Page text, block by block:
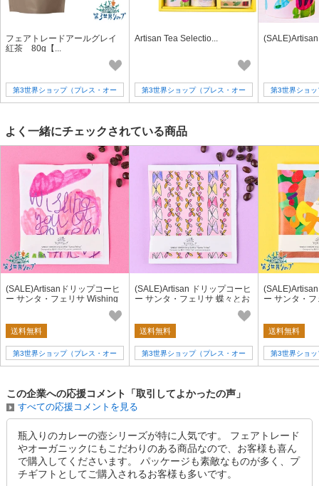
フェアトレードアールグレイ
紅茶 80g【...
第3世界ショップ（プレス・オー
ルターナティブ）
Artisan Tea Selectio...
第3世界ショップ（プレス・オー
ルターナティブ）
第3世界ショ
ルター
よく一緒にチェックされている商品
(SALE)Artisanドリップコーヒ
ー サンタ・フェリサ Wishing
you a lovely day 8g【ギフト／
送料無料
第3世界ショップ（プレス・オー
ルターナティブ）
(SALE)Artisan ドリップコーヒ
ー サンタ・フェリサ 蝶々とお
花 8g【珈琲／ギフト／フェア
送料無料
第3世界ショップ（プレス・オー
ルターナティブ）
ー サンタ・
送料無料
第3世界ショ
ルター
この企業への応援コメント「取引してよかったの声」
すべての応援コメントを見る
瓶入りのカレーの壺シリーズが特に人気です。 フェアトレード
やオーガニックにもこだわりのある商品なので、お客様も喜ん
で購入してくださいます。 パッケージも素敵なものが多く、プ
チギフトとしてご購入されるお客様も多いです。